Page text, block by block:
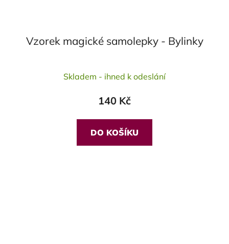
Vzorek magické samolepky - Bylinky
hodnocení
je
5,0
z
5
Skladem - ihned k odeslání
140 Kč
DO KOŠÍKU